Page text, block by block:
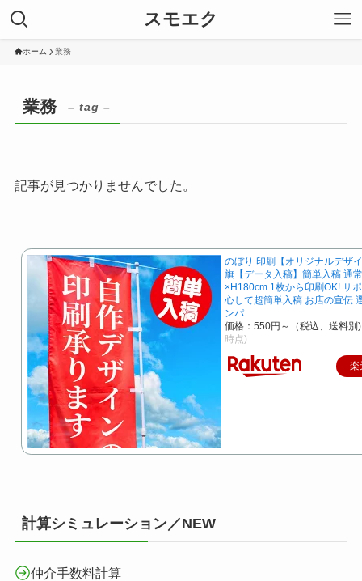
スモエク
ホーム 業務
業務 – tag –
記事が見つかりませんでした。
のぼり 印刷【オリジナルデザ
旗【データ入稿】簡単入稿 通
×H180cm 1枚から印刷OK! サ
心して超簡単入稿 お店の宣伝
ンパ
価格：550円～（税込、送料別)
時点)
楽
計算シミュレーション／NEW
仲介手数料計算